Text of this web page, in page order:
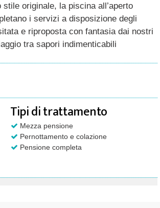
originale, la piscina all’aperto
i servizi a disposizione degli
e riproposta con fantasia dai nostri
tra sapori indimenticabili
Tipi di trattamento
Mezza pensione
Pernottamento e colazione
Pensione completa